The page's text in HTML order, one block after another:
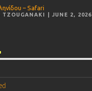
– Safari
TZOUGANAKI | JUNE 2, 2026